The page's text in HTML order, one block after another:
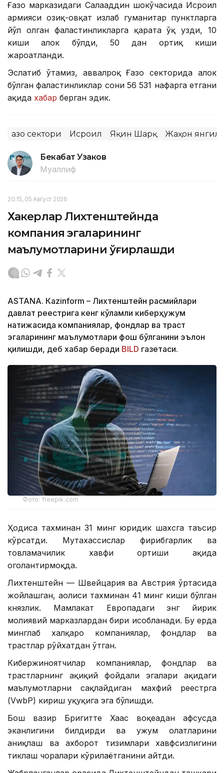
Ғазо марказидаги Салаҳаддин шоҳкўчасида Исроил
армияси озиқ-овқат излаб гуманитар пунктларга
йўл олган фаластинликларга қарата ўқ узди, 10
киши ҳалок бўлди, 50 дан ортиқ киши
жароҳатланди.
Эслатиб ўтамиз, аввалроқ Ғазо секторида ҳалок
бўлган фаластинликлар сони 56 531 нафарга етгани
ҳақида хабар берган эдик.
Ғазо сектори Исроил Яқин Шарқ Жаҳон
Бекабат Узаков
Муаллиф
20:15, 05 Август 2026
Хакерлар Лихтенштейнда
компания эгаларининг
маълумотларини ўғирлашди
ASTANА. Кazinform – Лихтенштейн расмийлари
давлат реестрига кенг кўламли киберҳужум
натижасида компаниялар, фондлар ва траст
эгаларининг маълумотлари фош бўлганини эълон
қилишди, деб хабар беради BILD газетаси.
Фото: freepik.com
Ҳодиса тахминан 31 минг юридик шахсга таъсир
кўрсатди. Мутахассислар фирибгарлик ва
товламачилик хавфи ортиши ҳақида
огоҳлантирмоқда.
Лихтенштейн — Швейцария ва Австрия ўртасида
жойлашган, аҳолиси тахминан 41 минг киши бўлган
князлик. Мамлакат Европадаги энг йирик
молиявий марказлардан бири ҳисобланади. Бу ерда
минглаб халқаро компаниялар, фондлар ва
трастлар рўйхатдан ўтган.
Кибержиноятчилар компаниялар, фондлар ва
трастларнинг ҳақиқий фойдали эгалари ҳақидаги
маълумотларни сақлайдиган махфий реестрга
(VwbP) кириш ҳуқуқига эга бўлишди.
Бош вазир Бригитте Хаас воқеадан афсусда
эканлигини билдирди ва ҳужум ҳолатларини
аниқлаш ва ахборот тизимлари хавфсизлигини
тиклаш чоралари кўрилаётганини айтди.